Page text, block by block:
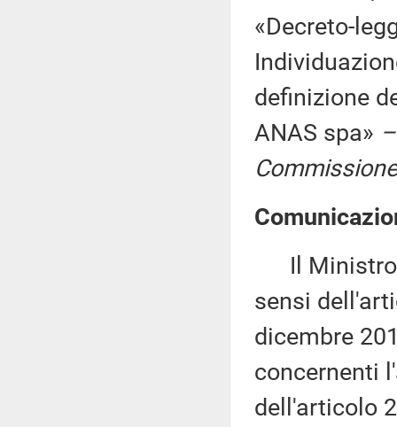
«Decreto-
definizione
ANAS spa»
Il Ministro
sensi
dicembre
concernenti
dell'articolo